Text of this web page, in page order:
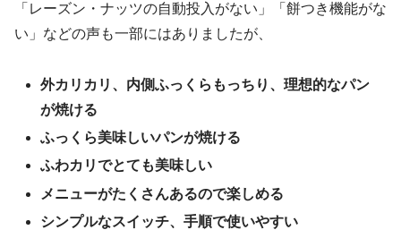
「レーズン・ナッツの自動投入がない」「餅つき機能がな
い」などの声も一部にはありましたが、
外カリカリ、内側ふっくらもっちり、理想的なパン
が焼ける
ふっくら美味しいパンが焼ける
ふわカリでとても美味しい
メニューがたくさんあるので楽しめる
シンプルなスイッチ、手順で使いやすい